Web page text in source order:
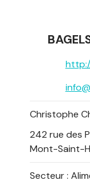
Christophe
242 rue des
Mont-Saint-
Secteur :